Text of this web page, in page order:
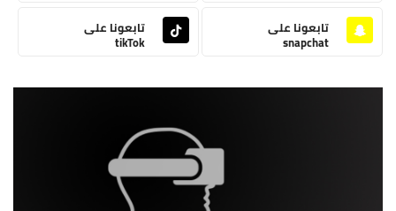
تابعونا على
snapchat
تابعونا على
tikTok